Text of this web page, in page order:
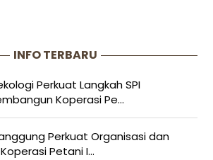
INFO TERBARU
Perkuat Langkah SPI
Koperasi Pe...
Perkuat Organisasi dan
Petani I...